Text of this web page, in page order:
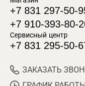
+7 831 297-50-
+7 910-393-80-
Сервисный центр
+7 831 295-50-
ЗАКАЗАТЬ